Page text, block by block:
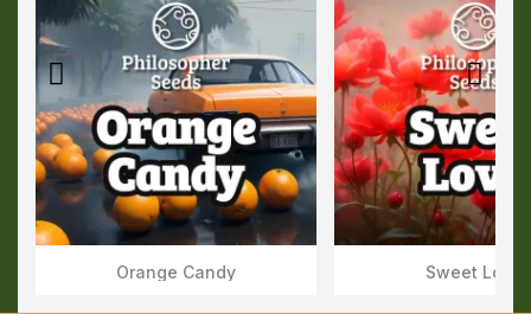
Aperçu Rapide
Orange Candy Aperçu
Sweet Love